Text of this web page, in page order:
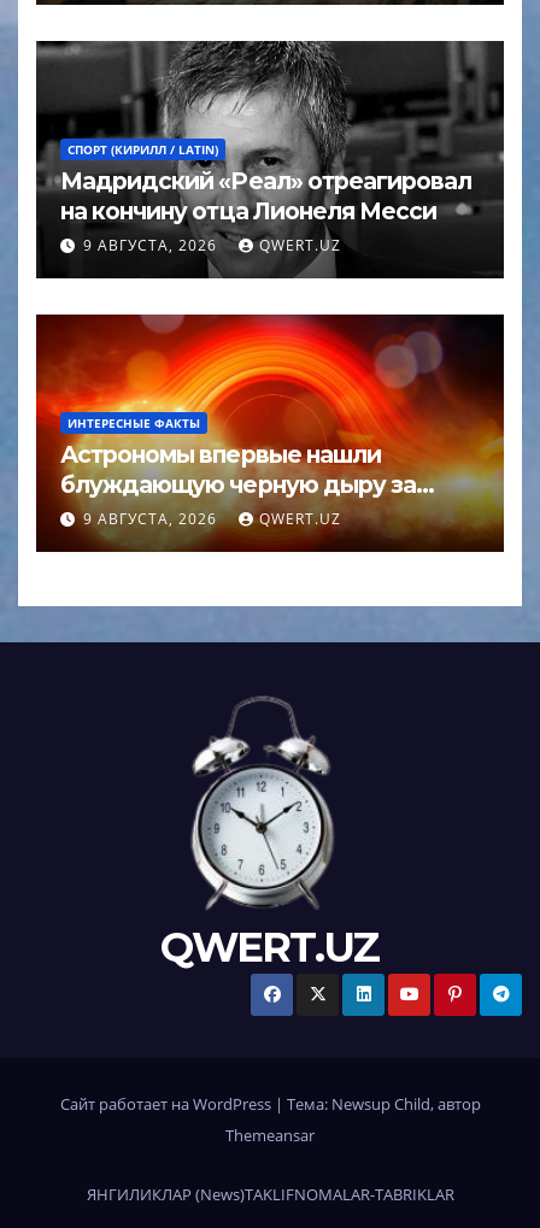
СПОРТ (КИРИЛЛ / LATIN)
Мадридский «Реал» отреагировал
на кончину отца Лионеля Месси
9 АВГУСТА, 2026 QWERT.UZ
ИНТЕРЕСНЫЕ ФАКТЫ
Астрономы впервые нашли
блуждающую черную дыру за
пределами галактики
9 АВГУСТА, 2026 QWERT.UZ
QWERT.UZ
Сайт работает на WordPress | Тема: Newsup Child, автор
Themeansar
ЯНГИЛИКЛАР (News)TAKLIFNOMALAR-TABRIKLAR